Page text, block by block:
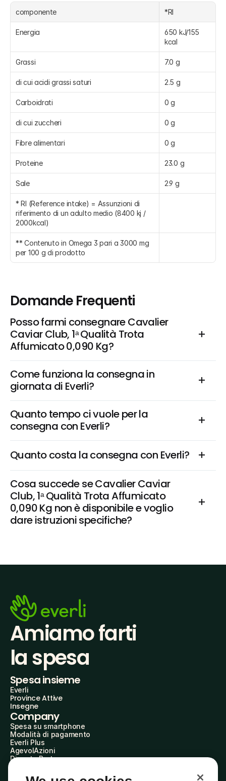
componente *RI
Energia
650 kJ/155
kcal
Grassi 7.0 g
di cui acidi grassi saturi 2.5 g
Carboidrati 0 g
di cui zuccheri 0 g
Fibre alimentari 0 g
Proteine 23.0 g
Sale 2.9 g
* RI (Reference intake) = Assunzioni di
riferimento di un adulto medio (8400 kj /
2000kcal)
** Contenuto in Omega 3 pari a 3000 mg
per 100 g di prodotto
Domande Frequenti
Posso farmi consegnare Cavalier
Caviar Club, 1ᵃ Qualità Trota
Affumicato 0,090 Kg?
Come funziona la consegna in
giornata di Everli?
Quanto tempo ci vuole per la
consegna con Everli?
Quanto costa la consegna con Everli?
Cosa succede se Cavalier Caviar
Club, 1ᵃ Qualità Trota Affumicato
0,090 Kg non è disponibile e voglio
dare istruzioni specifiche?
Amiamo farti
la spesa
Spesa insieme
Everli
Province Attive
Insegne
Company
Spesa su smartphone
Modalità di pagamento
Everli Plus
AgevolAzioni
Diventa Partner
Everli Shoppers